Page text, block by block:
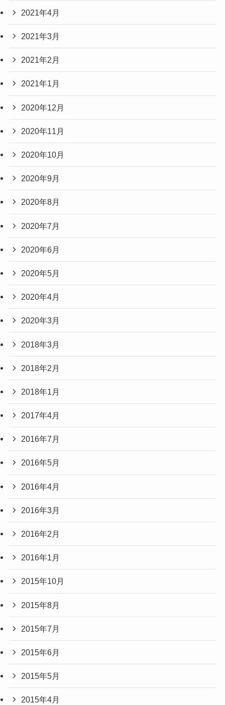
2021年4月
2021年3月
2021年2月
2021年1月
2020年12月
2020年11月
2020年10月
2020年9月
2020年8月
2020年7月
2020年6月
2020年5月
2020年4月
2020年3月
2018年3月
2018年2月
2018年1月
2017年4月
2016年7月
2016年5月
2016年4月
2016年3月
2016年2月
2016年1月
2015年10月
2015年8月
2015年7月
2015年6月
2015年5月
2015年4月